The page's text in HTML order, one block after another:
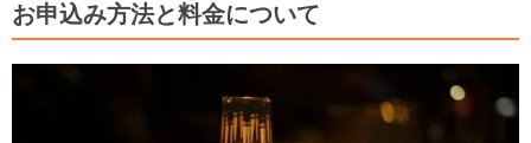
お申込み方法と料金について